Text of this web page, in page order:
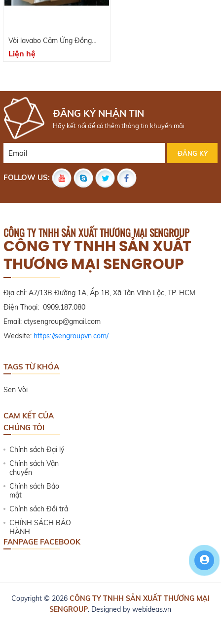
Vòi lavabo Cảm Ứng Đồng
Thau
Liện hệ
ĐĂNG KÝ NHẬN TIN
Hãy kết nối để có thêm thông tin khuyến mãi
FOLLOW US:
CÔNG TY TNHH SẢN XUẤT THƯƠNG MẠI SENGROUP
CÔNG TY TNHH SẢN XUẤT
THƯƠNG MẠI SENGROUP
Địa chỉ: A7/13B Đường 1A, Ấp 1B, Xã Tân Vĩnh Lộc, TP. HCM
Điện Thoại: 0909.187.080
Email: ctysengroup@gmail.com
Wedsite: https://sengroupvn.com/
TAGS TỪ KHÓA
Sen Vòi
CAM KẾT CỦA
CHÚNG TÔI
Chính sách Đại lý
Chính sách Vận
chuyển
Chính sách Bảo
mật
Chính sách Đổi trả
CHÍNH SÁCH BẢO
HÀNH
FANPAGE FACEBOOK
Copyright © 2026 CÔNG TY TNHH SẢN XUẤT THƯƠNG MẠI
SENGROUP. Designed bywebideas.vn